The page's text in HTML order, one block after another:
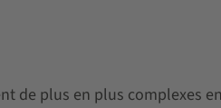
de plus en plus complexes